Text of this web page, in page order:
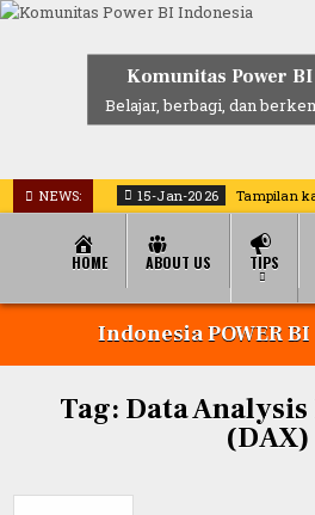
Skip
Komunitas Power
Belajar, berbagi, dan
NEWS: 15-Jan-2026 Tampilan
HOME ABOUT US TIPS
Indonesia POWER
Tag: Data
(DAX)